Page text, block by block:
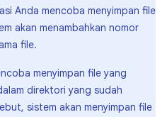
Anda mencoba menyimpan file
akan menambahkan nomor
file.
menyimpan file yang
direktori yang sudah
sistem akan menyimpan file